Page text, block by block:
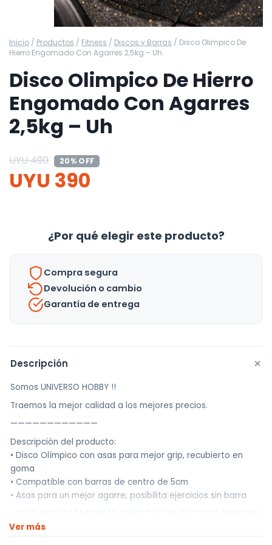
Inicio / Productos / Fitness / Discos y Barras / Disco Olimpico De
Hierro Engomado Con Agarres 2,5kg – Uh
Disco Olimpico De Hierro
Engomado Con Agarres
2,5kg – Uh
UYU490 20% OFF
UYU 390
¿Por qué elegir este producto?
Compra segura
Devolución o cambio
Garantía de entrega
Descripción +
Somos UNIVERSO HOBBY !!
Traemos la mejor calidad a los mejores precios.
————————————
Descripción del producto:
• Disco Olímpico con asas para mejor grip, recubierto en
goma
• Compatible con barras de centro de 5cm
• Asas para un mejor agarre, posibilita ejercicios sin barra
• NO INCLUYE BARRA
Ver más